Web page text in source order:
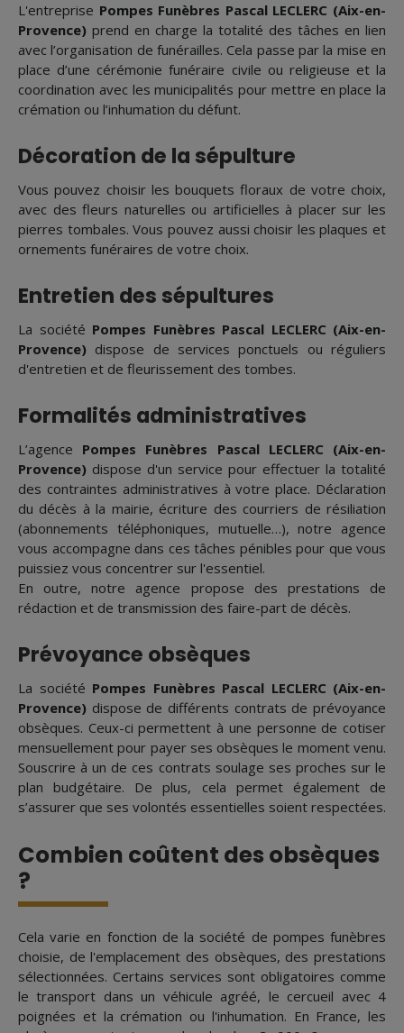
L'entreprise Pompes Funèbres Pascal LECLERC (Aix-en-
Provence) prend en charge la totalité des tâches en lien
avec l’organisation de funérailles. Cela passe par la mise en
place d’une cérémonie funéraire civile ou religieuse et la
coordination avec les municipalités pour mettre en place la
crémation ou l’inhumation du défunt.
Décoration de la sépulture
Vous pouvez choisir les bouquets floraux de votre choix,
avec des fleurs naturelles ou artificielles à placer sur les
pierres tombales. Vous pouvez aussi choisir les plaques et
ornements funéraires de votre choix.
Entretien des sépultures
La société Pompes Funèbres Pascal LECLERC (Aix-en-
Provence) dispose de services ponctuels ou réguliers
d'entretien et de fleurissement des tombes.
Formalités administratives
L’agence Pompes Funèbres Pascal LECLERC (Aix-en-
Provence) dispose d'un service pour effectuer la totalité
des contraintes administratives à votre place. Déclaration
du décès à la mairie, écriture des courriers de résiliation
(abonnements téléphoniques, mutuelle…), notre agence
vous accompagne dans ces tâches pénibles pour que vous
puissiez vous concentrer sur l'essentiel.
En outre, notre agence propose des prestations de
rédaction et de transmission des faire-part de décès.
Prévoyance obsèques
La société Pompes Funèbres Pascal LECLERC (Aix-en-
Provence) dispose de différents contrats de prévoyance
obsèques. Ceux-ci permettent à une personne de cotiser
mensuellement pour payer ses obsèques le moment venu.
Souscrire à un de ces contrats soulage ses proches sur le
plan budgétaire. De plus, cela permet également de
s’assurer que ses volontés essentielles soient respectées.
Combien coûtent des obsèques
?
Cela varie en fonction de la société de pompes funèbres
choisie, de l'emplacement des obsèques, des prestations
sélectionnées. Certains services sont obligatoires comme
le transport dans un véhicule agréé, le cercueil avec 4
poignées et la crémation ou l'inhumation. En France, les